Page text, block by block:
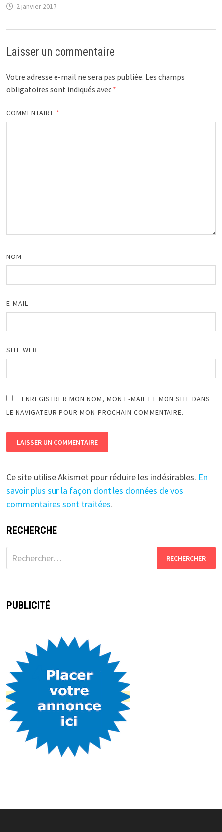
2 janvier 2017
Laisser un commentaire
Votre adresse e-mail ne sera pas publiée. Les champs
obligatoires sont indiqués avec *
COMMENTAIRE *
NOM
E-MAIL
SITE WEB
ENREGISTRER MON NOM, MON E-MAIL ET MON SITE DANS
LE NAVIGATEUR POUR MON PROCHAIN COMMENTAIRE.
Ce site utilise Akismet pour réduire les indésirables. En
savoir plus sur la façon dont les données de vos
commentaires sont traitées.
RECHERCHE
Rechercher :
PUBLICITÉ